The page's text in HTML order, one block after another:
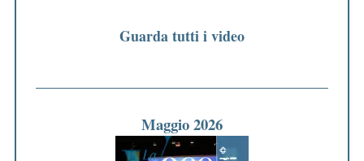
Guarda tutti i video
Maggio 2026